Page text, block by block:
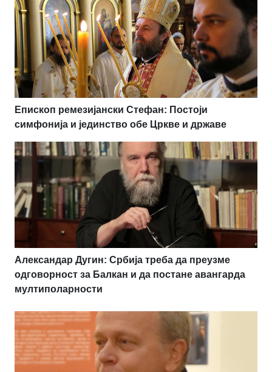
Епископ ремезијански Стефан: Постоји
симфонија и јединство обе Цркве и државе
Александар Дугин: Србија треба да преузме
одговорност за Балкан и да постане авангарда
мултиполарности